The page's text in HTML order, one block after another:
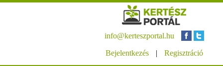
info@kerteszportal.hu
Bejelentkezés | Regisztráció